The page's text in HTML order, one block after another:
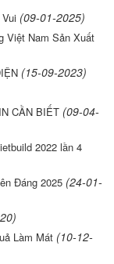
(09-01-2025)
Việt Nam Sản Xuất
(15-09-2023)
CẦN BIẾT (09-04-
2022 lần 4
Đáng 2025 (24-01-
Làm Mát (10-12-